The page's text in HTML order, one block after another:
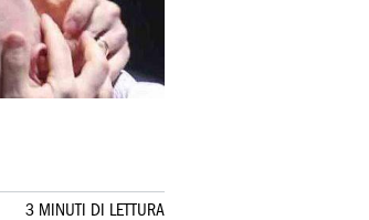
3 MINUTI DI LETTURA